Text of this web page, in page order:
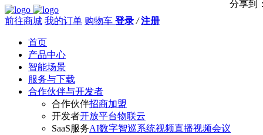
前往商城 我的订单 购物车 登录 / 注册
首页
产品中心
智能场景
服务与下载
合作伙伴与开发者
合作伙伴招商加盟
开发者开放平台物联云
SaaS服务AI数字智巡系统视频直播视频会议
分享到